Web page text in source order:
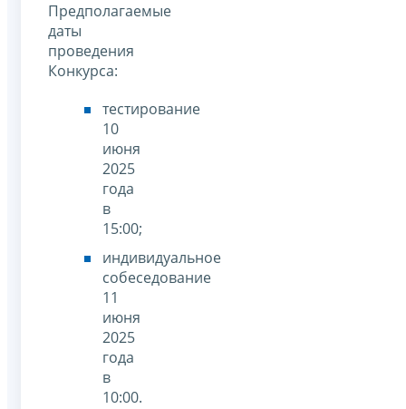
Предполагаемые
даты
проведения
Конкурса:
тестирование
10
июня
2025
года
в
15:00;
индивидуальное
собеседование
11
июня
2025
года
в
10:00.